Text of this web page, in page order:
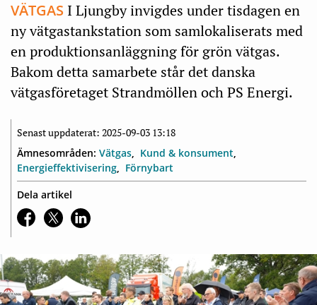
VÄTGAS I Ljungby invigdes under tisdagen en
ny vätgastankstation som samlokaliserats med
en produktionsanläggning för grön vätgas.
Bakom detta samarbete står det danska
vätgasföretaget Strandmöllen och PS Energi.
Senast uppdaterat: 2025-09-03 13:18
Ämnesområden: Vätgas
Kund & konsument
Energieffektivisering
Förnybart
Dela artikel